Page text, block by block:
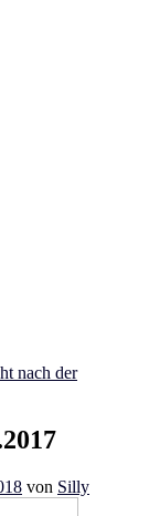
nach der
von Silly